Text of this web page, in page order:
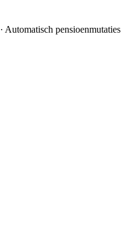
· Automatisch pensioenmutaties